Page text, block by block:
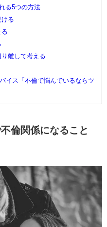
る5つの方法
ける
離して考える
イス「不倫で悩んでいるならツ
倫関係になること